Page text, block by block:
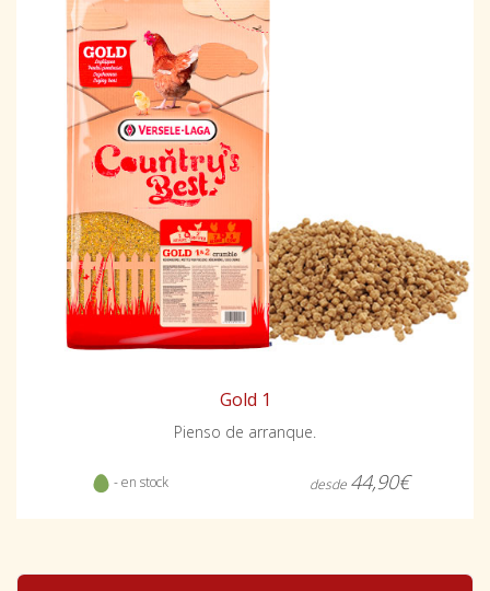
Gold 1
Pienso de arranque.
- en stock desde 44,90€